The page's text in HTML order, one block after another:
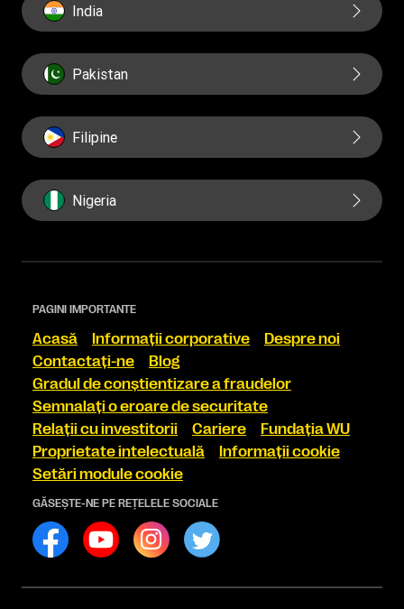
India
Pakistan
Filipine
Nigeria
PAGINI IMPORTANTE
Acasă Informaţii corporative
Despre noi
Contactaţi-ne
Blog
Gradul de conştientizare a fraudelor
Semnalaţi o eroare de securitate
Relaţii cu investitorii
Cariere
Fundaţia WU
Proprietate intelectuală
Informaţii cookie
Setări module cookie
GĂSEŞTE-NE PE REŢELELE SOCIALE